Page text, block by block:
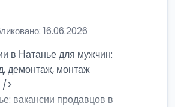
16.06.2026
в Натанье для мужчин:
демонтаж, монтаж
/>
вакансии продавцов в